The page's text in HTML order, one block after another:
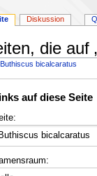
die auf
Buthiscus bicalcaratus
auf diese Seite
Diskussion